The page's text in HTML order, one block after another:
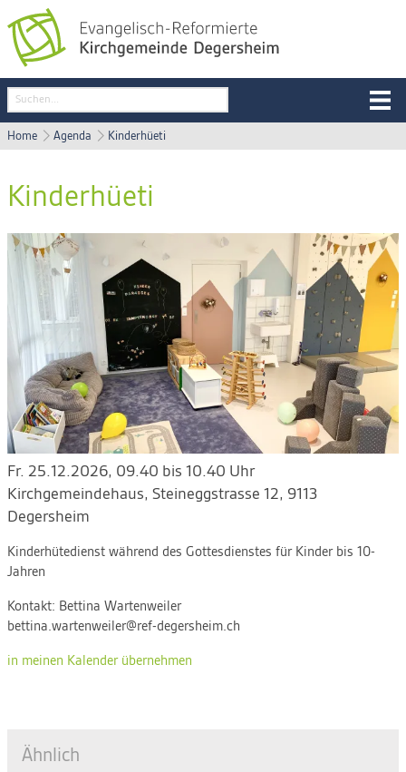
Home Agenda Kinderhüeti
Kinderhüeti
Fr. 25.12.2026, 09.40 bis 10.40 Uhr
Kirchgemeindehaus, Steineggstrasse 12, 9113
Degersheim
Kinderhütedienst während des Gottesdienstes für Kinder bis 10-
Jahren
Kontakt: Bettina Wartenweiler
bettina.wartenweiler@ref-degersheim.ch
in meinen Kalender übernehmen
Ähnlich